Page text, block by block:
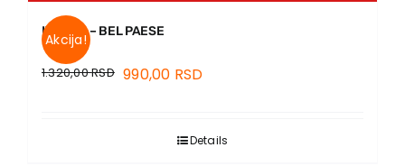
Akcija!
ITALIJA – BEL PAESE
1.320,00RSD 990,00 RSD
Details